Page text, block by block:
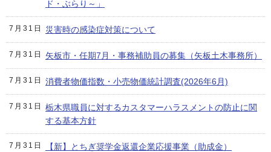
ド・ぶらり～」
7月31日 災害時の感染症対策について
7月31日 矢板市・任期7月・事務補助員の募集（矢板土木事務所）
7月31日 消費者物価指数・小売物価統計調査(2026年6月)
7月31日
栃木県職員に対するカスタマーハラスメントの防止に関
する基本方針
7月31日 【新】とちぎ奨学金返還企業応援事業（助成金）